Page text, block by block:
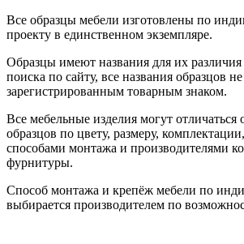
Все образцы мебели изготовлены по
проекту в единственном экземпляре.
Образцы имеют названия для их
поиска по сайту, все названия образцов
зарегистрированным товарным знаком.
Все мебельные изделия могут отличаться
образцов по цвету, размеру,
способами монтажа и производителями
фурнитуры.
Способ монтажа и крепёж мебели по
выбирается производителем по